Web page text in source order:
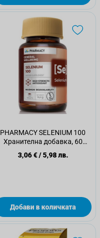
PHARMACY SELENIUM 100
Хранителна добавка, 60
таблетки
3,06 €/5,98 лв.
Добави в количката